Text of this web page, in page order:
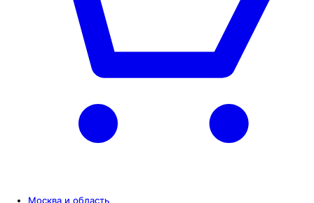
Москва и область